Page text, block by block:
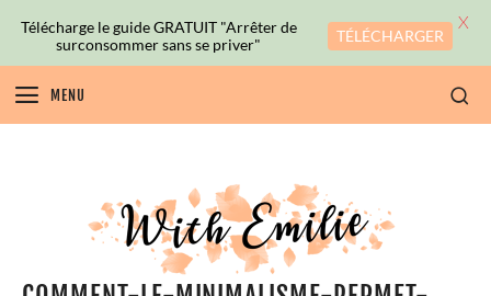
MENU
Télécharge le guide GRATUIT "Arrêter de
surconsommer sans se priver"
TÉLÉCHARGER
X